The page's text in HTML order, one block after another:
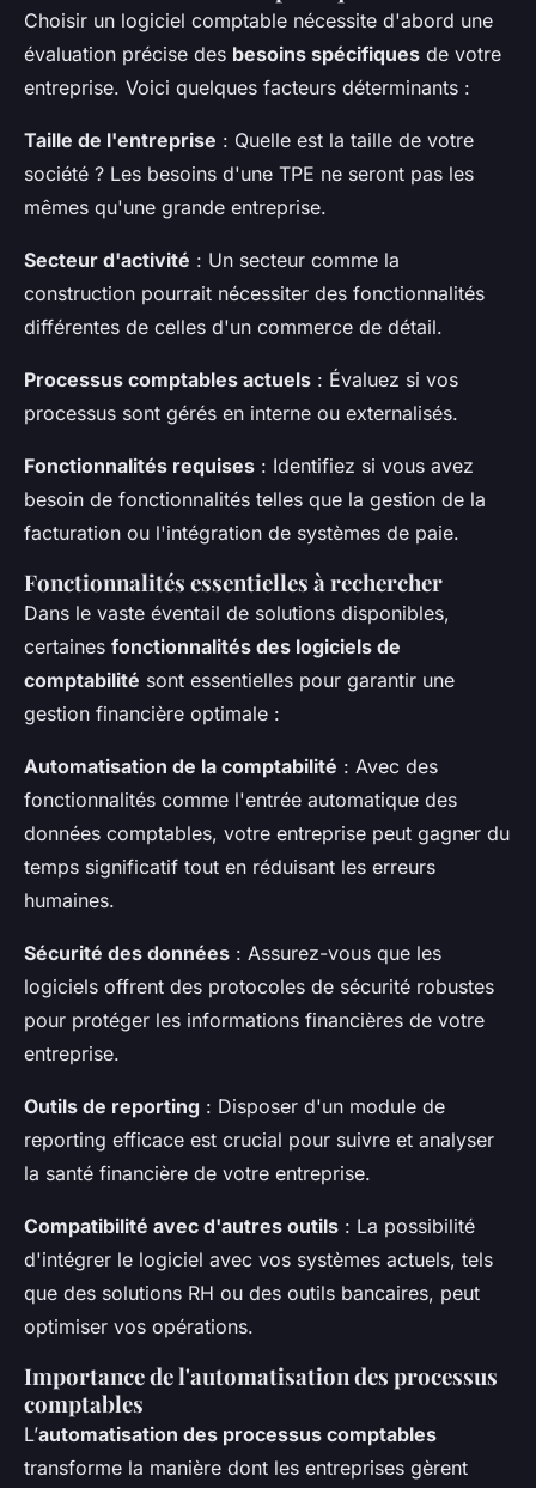
Choisir un logiciel comptable nécessite d'abord une
évaluation précise des besoins spécifiques de votre
entreprise. Voici quelques facteurs déterminants :
Taille de l'entreprise : Quelle est la taille de votre
société ? Les besoins d'une TPE ne seront pas les
mêmes qu'une grande entreprise.
Secteur d'activité : Un secteur comme la
construction pourrait nécessiter des fonctionnalités
différentes de celles d'un commerce de détail.
Processus comptables actuels : Évaluez si vos
processus sont gérés en interne ou externalisés.
Fonctionnalités requises : Identifiez si vous avez
besoin de fonctionnalités telles que la gestion de la
facturation ou l'intégration de systèmes de paie.
Fonctionnalités essentielles à rechercher
Dans le vaste éventail de solutions disponibles,
certaines fonctionnalités des logiciels de
comptabilité sont essentielles pour garantir une
gestion financière optimale :
Automatisation de la comptabilité : Avec des
fonctionnalités comme l'entrée automatique des
données comptables, votre entreprise peut gagner du
temps significatif tout en réduisant les erreurs
humaines.
Sécurité des données : Assurez-vous que les
logiciels offrent des protocoles de sécurité robustes
pour protéger les informations financières de votre
entreprise.
Outils de reporting : Disposer d'un module de
reporting efficace est crucial pour suivre et analyser
la santé financière de votre entreprise.
Compatibilité avec d'autres outils : La possibilité
d'intégrer le logiciel avec vos systèmes actuels, tels
que des solutions RH ou des outils bancaires, peut
optimiser vos opérations.
Importance de l'automatisation des processus
comptables
L’automatisation des processus comptables
transforme la manière dont les entreprises gèrent